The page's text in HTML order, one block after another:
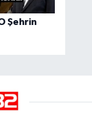
Şehrin